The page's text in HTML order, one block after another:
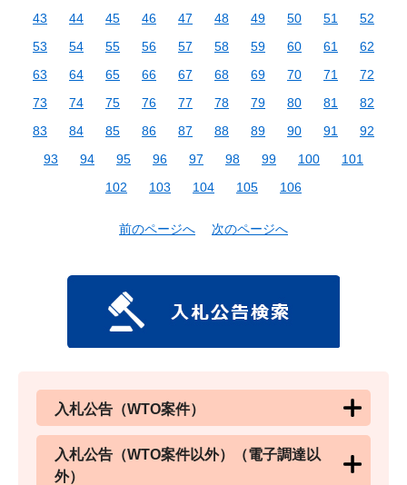
43
44 45 46 47 48 49 50 51
52
53
54 55 56 57 58 59 60 61
62
63
64 65 66 67 68 69 70 71
72
73
74 75 76 77 78 79 80 81
82
83
84 85 86 87 88 89 90 91
92
93
94 95 96 97 98 99 100
101
102
103 104 105 106
前のページへ 次のページへ
入札公告（WTO案件）
入札公告（WTO案件以外）（電子調達以
外）